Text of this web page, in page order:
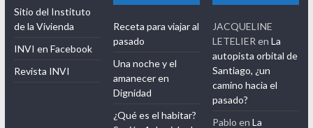
Sitio del Instituto
de la Vivienda
INVI en Facebook
Revista INVI
Receta para viajar al
pasado
Una noche y el
amanecer en
Dignidad
¿Qué es el habitar?
JACQUELINE
LETELIER enLa
autopista orbital de
Santiago, ¿un
camino hacia el
pasado?
Pablo enLa